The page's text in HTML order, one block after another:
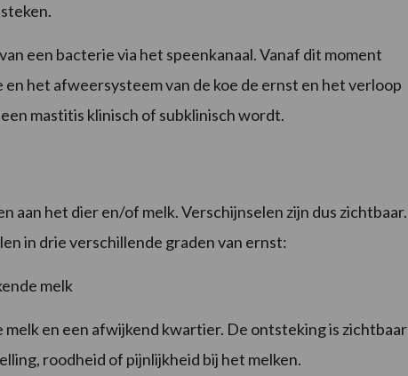
een bacterie via het speenkanaal. Vanaf dit moment
het afweersysteem van de koe de ernst en het verloop
mastitis klinisch of subklinisch wordt.
aan het dier en/of melk. Verschijnselen zijn dus zichtbaar.
in drie verschillende graden van ernst:
melk
en een afwijkend kwartier. De ontsteking is zichtbaar
roodheid of pijnlijkheid bij het melken.